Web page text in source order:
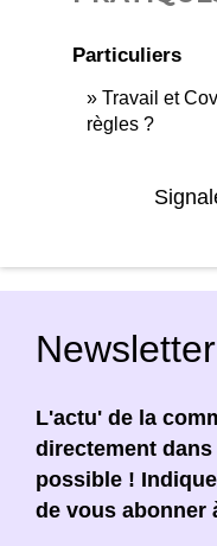
Particuliers
Travail et
règles ?
Newsletter
L'actu' de la
directement
possible !
de vous abonner